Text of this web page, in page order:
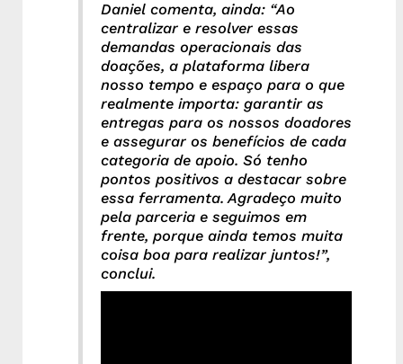
Daniel comenta, ainda: “Ao
centralizar e resolver essas
demandas operacionais das
doações, a plataforma libera
nosso tempo e espaço para o que
realmente importa: garantir as
entregas para os nossos doadores
e assegurar os benefícios de cada
categoria de apoio. Só tenho
pontos positivos a destacar sobre
essa ferramenta. Agradeço muito
pela parceria e seguimos em
frente, porque ainda temos muita
coisa boa para realizar juntos!”,
conclui.